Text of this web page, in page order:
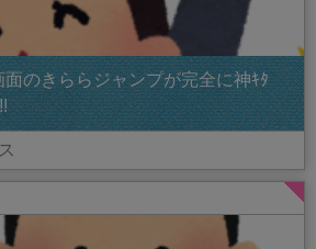
のきららジャンプが完全に神ｷﾀ